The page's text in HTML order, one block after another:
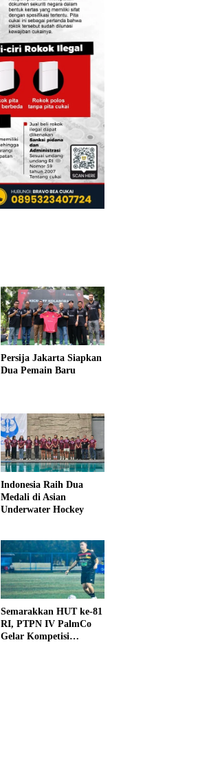
Persija Jakarta Siapkan
Dua Pemain Baru
Indonesia Raih Dua
Medali di Asian
Underwater Hockey
Semarakkan HUT ke-81
RI, PTPN IV PalmCo
Gelar Kompetisi